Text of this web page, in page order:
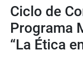
Ciclo de
Programa
“La Ética